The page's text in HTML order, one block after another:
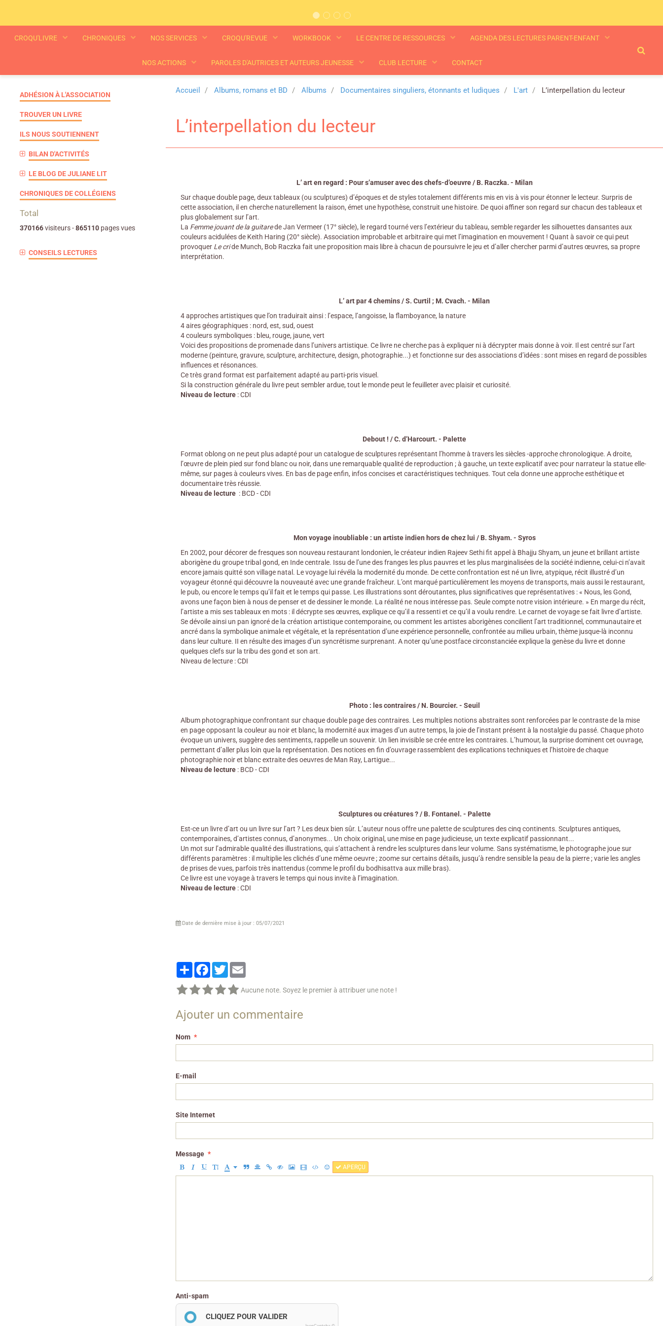
CROQU'LIVRE CHRONIQUES NOS SERVICES CROQU'REVUE WORKBOOK LE CENTRE DE RESSOURCES AGENDA DES LECTURES PARENT-ENFANT
NOS ACTIONS PAROLES D'AUTRICES ET AUTEURS JEUNESSE CLUB LECTURE CONTACT
Accueil Albums, romans et BD Albums Documentaires singuliers, étonnants et ludiques L'art L’interpellation du lecteur
L’interpellation du lecteur
L’ art en regard : Pour s’amuser avec des chefs-d’oeuvre / B. Raczka. - Milan
Sur chaque double page, deux tableaux (ou sculptures) d’époques et de styles totalement différents mis en vis à vis pour étonner le lecteur. Surpris de
cette association, il en cherche naturellement la raison, émet une hypothèse, construit une histoire. De quoi affiner son regard sur chacun des tableaux et
plus globalement sur l’art.
La Femme jouant de la guitarede Jan Vermeer (17° siècle), le regard tourné vers l’extérieur du tableau, semble regarder les silhouettes dansantes aux
couleurs acidulées de Keith Haring (20° siècle). Association improbable et arbitraire qui met l’imagination en mouvement ! Quant à savoir ce qui peut
provoquer Le cride Munch, Bob Raczka fait une proposition mais libre à chacun de poursuivre le jeu et d’aller chercher parmi d’autres œuvres, sa propre
interprétation.
L’ art par 4 chemins / S. Curtil ; M. Cvach. - Milan
4 approches artistiques que l’on traduirait ainsi : l’espace, l’angoisse, la flamboyance, la nature
4 aires géographiques : nord, est, sud, ouest
4 couleurs symboliques : bleu, rouge, jaune, vert
Voici des propositions de promenade dans l’univers artistique. Ce livre ne cherche pas à expliquer ni à décrypter mais donne à voir. Il est centré sur l’art
moderne (peinture, gravure, sculpture, architecture, design, photographie...) et fonctionne sur des associations d’idées : sont mises en regard de possibles
influences et résonances.
Ce très grand format est parfaitement adapté au parti-pris visuel.
Si la construction générale du livre peut sembler ardue, tout le monde peut le feuilleter avec plaisir et curiosité.
Niveau de lecture : CDI
Debout ! / C. d’Harcourt. - Palette
Format oblong on ne peut plus adapté pour un catalogue de sculptures représentant l’homme à travers les siècles -approche chronologique. A droite,
l’œuvre de plein pied sur fond blanc ou noir, dans une remarquable qualité de reproduction ; à gauche, un texte explicatif avec pour narrateur la statue elle-
même, sur pages à couleurs vives. En bas de page enfin, infos concises et caractéristiques techniques. Tout cela donne une approche esthétique et
documentaire très réussie.
Niveau de lecture : BCD - CDI
Mon voyage inoubliable : un artiste indien hors de chez lui / B. Shyam. - Syros
En 2002, pour décorer de fresques son nouveau restaurant londonien, le créateur indien Rajeev Sethi fit appel à Bhajju Shyam, un jeune et brillant artiste
aborigène du groupe tribal gond, en Inde centrale. Issu de l’une des franges les plus pauvres et les plus marginalisées de la société indienne, celui-ci n’avait
encore jamais quitté son village natal. Le voyage lui révéla la modernité du monde. De cette confrontation est né un livre, atypique, récit illustré d’un
voyageur étonné qui découvre la nouveauté avec une grande fraîcheur. L’ont marqué particulièrement les moyens de transports, mais aussi le restaurant,
le pub, ou encore le temps qu’il fait et le temps qui passe. Les illustrations sont déroutantes, plus significatives que représentatives : « Nous, les Gond,
avons une façon bien à nous de penser et de dessiner le monde. La réalité ne nous intéresse pas. Seule compte notre vision intérieure. » En marge du récit,
l’artiste a mis ses tableaux en mots : il décrypte ses œuvres, explique ce qu’il a ressenti et ce qu’il a voulu rendre. Le carnet de voyage se fait livre d’artiste.
Se dévoile ainsi un pan ignoré de la création artistique contemporaine, ou comment les artistes aborigènes concilient l’art traditionnel, communautaire et
ancré dans la symbolique animale et végétale, et la représentation d’une expérience personnelle, confrontée au milieu urbain, thème jusque-là inconnu
dans leur culture. II en résulte des images d’un syncrétisme surprenant. A noter qu’une postface circonstanciée explique la genèse du livre et donne
quelques clefs sur la tribu des gond et son art.
Niveau de lecture : CDI
Photo : les contraires / N. Bourcier. - Seuil
Album photographique confrontant sur chaque double page des contraires. Les multiples notions abstraites sont renforcées par le contraste de la mise
en page opposant la couleur au noir et blanc, la modernité aux images d’un autre temps, la joie de l’instant présent à la nostalgie du passé. Chaque photo
évoque un univers, suggère des sentiments, rappelle un souvenir. Un lien invisible se crée entre les contraires. L’humour, la surprise dominent cet ouvrage,
permettant d’aller plus loin que la représentation. Des notices en fin d’ouvrage rassemblent des explications techniques et l’histoire de chaque
photographie noir et blanc extraite des oeuvres de Man Ray, Lartigue...
Niveau de lecture : BCD - CDI
Sculptures ou créatures ? / B. Fontanel. - Palette
Est-ce un livre d’art ou un livre sur l’art ? Les deux bien sûr. L’auteur nous offre une palette de sculptures des cinq continents. Sculptures antiques,
contemporaines, d’artistes connus, d’anonymes... Un choix original, une mise en page judicieuse, un texte explicatif passionnant...
Un mot sur l’admirable qualité des illustrations, qui s’attachent à rendre les sculptures dans leur volume. Sans systématisme, le photographe joue sur
différents paramètres : il multiplie les clichés d’une même oeuvre ; zoome sur certains détails, jusqu’à rendre sensible la peau de la pierre ; varie les angles
de prises de vues, parfois très inattendus (comme le profil du bodhisattva aux mille bras).
Ce livre est une voyage à travers le temps qui nous invite à l’imagination.
Niveau de lecture : CDI
Date de dernière mise à jour : 05/07/2021
PartagerFacebook
Twitter
Aucune note. Soyez le premier à attribuer une note !
Ajouter un commentaire
Nom
E-mail
Site Internet
Message
APERÇU
Anti-spam
CLIQUEZ POUR VALIDER
ADHÉSION À L'ASSOCIATION
TROUVER UN LIVRE
ILS NOUS SOUTIENNENT
BILAN D'ACTIVITÉS
LE BLOG DE JULIANE LIT
CHRONIQUES DE COLLÉGIENS
Total
370166visiteurs -865110 pages vues
CONSEILS LECTURES